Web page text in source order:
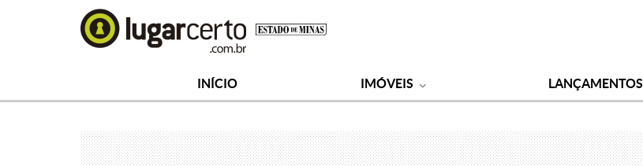
INÍCIO IMÓVEIS LANÇAMENTOS